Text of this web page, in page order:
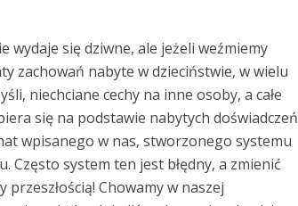
wydaje się dziwne, ale jeżeli weźmiemy
zachowań nabyte w dzieciństwie, w wielu
niechciane cechy na inne osoby, a całe
się na podstawie nabytych doświadczeń
wpisanego w nas, stworzonego systemu
Często system ten jest błędny, a zmienić
Chowamy w naszej